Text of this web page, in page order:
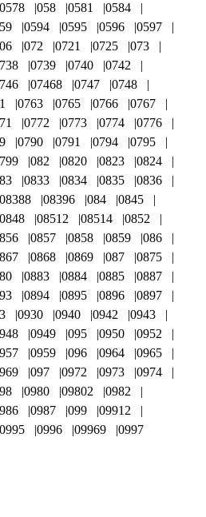
0578 058 0581
0584
0594 0595 0596
0597
06 072 0721 0725
073
0739 0740
0742
07468 0747
0748
0763 0765 0766
0767
0772 0773 0774
0776
0790 0791 0794
0795
082 0820 0823
0824
0833 0834 0835
0836
08388 08396 084
0845
0848 08512 08514
0852
0857 0858 0859
086
0868 0869 087
0875
0883 0884 0885
0887
0894 0895 0896
0897
0930 0940 0942
0943
0949 095 0950
0952
0959 096 0964
0965
097 0972 0973
0974
0980 09802
0982
0987 099
09912
0995 0996 09969 0997